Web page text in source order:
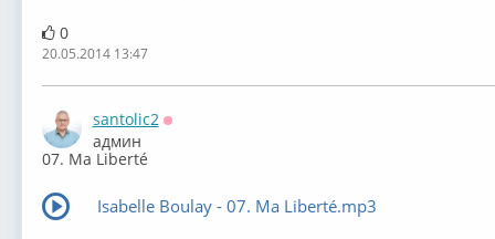
0
20.05.2014 13:47
santolic2
админ
07. Ma Liberté
Isabelle Boulay - 07. Ma Liberté.mp3